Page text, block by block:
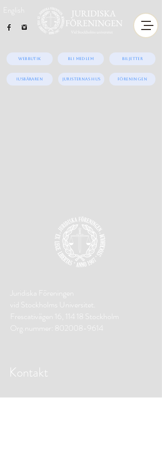
Bli medlem Biljetter
English
Webbutik
iUSBäraren Juristernas hus Föreningen
Juridiska Föreningen
vid Stockholms Universitet.
Frescativägen 16, 114 18 Stockholm
Org.nummer: 802008-9614
Kontakt